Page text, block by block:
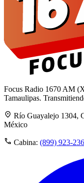
Focus Radio 1670 AM
Tamaulipas.
Río Guayalejo 1304,
México
Cabina: (899) 923-